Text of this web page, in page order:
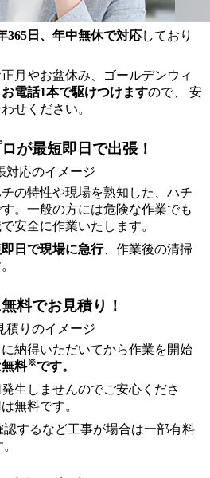
365日、年中無休で対応しており
月やお盆休み、ゴールデンウィ
電話1本で駆けつけますので、 安
せください。
が最短即日で出張！
の特性や現場を熟知した、ハチ
。一般の方には危険な作業でも
安全に作業いたします。
日で現場に急行、作業後の清掃
料でお見積り！
納得いただいてから作業を開始
料※です。
生しませんのでご安心くださ
無料です。
するなど工事が場合は一部有料